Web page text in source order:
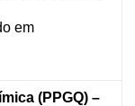
em
(PPGQ) –